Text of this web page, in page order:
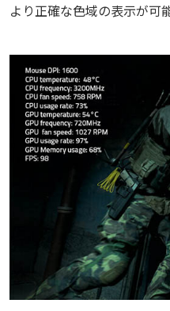
より正確な色域の表示が可